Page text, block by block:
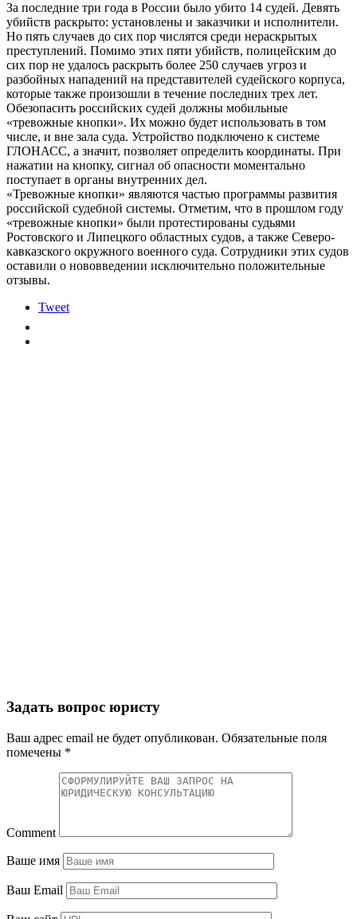
За последние три года в России было убито 14 судей. Девять
убийств раскрыто: установлены и заказчики и исполнители.
Но пять случаев до сих пор числятся среди нераскрытых
преступлений. Помимо этих пяти убийств, полицейским до
сих пор не удалось раскрыть более 250 случаев угроз и
разбойных нападений на представителей судейского корпуса,
которые также произошли в течение последних трех лет.
Обезопасить российских судей должны мобильные
«тревожные кнопки». Их можно будет использовать в том
числе, и вне зала суда. Устройство подключено к системе
ГЛОНАСС, а значит, позволяет определить координаты. При
нажатии на кнопку, сигнал об опасности моментально
поступает в органы внутренних дел.
«Тревожные кнопки» являются частью программы развития
российской судебной системы. Отметим, что в прошлом году
«тревожные кнопки» были протестированы судьями
Ростовского и Липецкого областных судов, а также Северо-
кавказского окружного военного суда. Сотрудники этих судов
оставили о нововведении исключительно положительные
отзывы.
Tweet
Задать вопрос юристу
Ваш адрес email не будет опубликован. Обязательные поля
помечены *
Comment
Ваше имя
Ваш Email